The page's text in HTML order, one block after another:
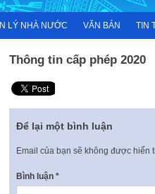
LÝ NHÀ NƯỚC VĂN BẢN TIN
Thông tin cấp phép 2020
Để lại một bình luận
Email của bạn sẽ không được hiển
Bình luận *